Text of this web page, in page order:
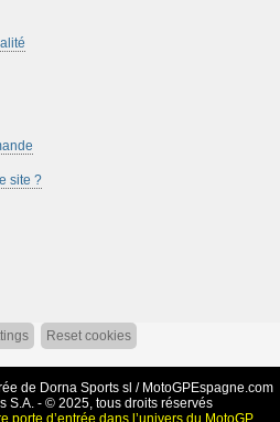
site ?
Reset cookies
de Dorna Sports sl / MotoGPEspagne.com
S.A. - © 2025, tous droits réservés